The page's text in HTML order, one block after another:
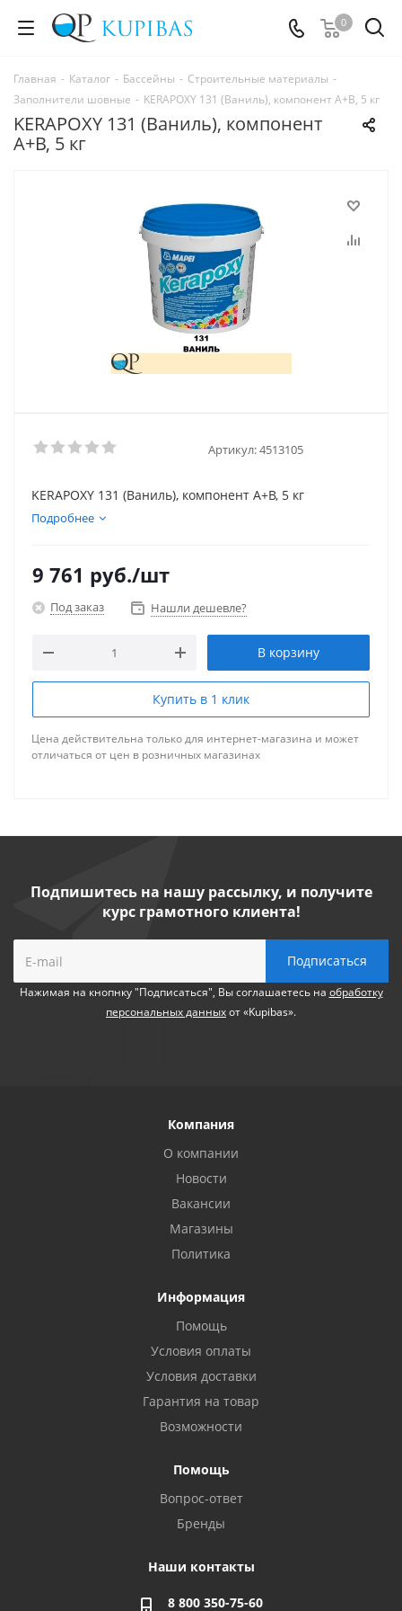
0
Главная - Каталог - Бассейны - Строительные материалы -
Заполнители шовные - KERAPOXY 131 (Ваниль), компонент А+В, 5 кг
KERAPOXY 131 (Ваниль), компонент
А+В, 5 кг
Артикул:4513105
KERAPOXY 131 (Ваниль), компонент А+В, 5 кг
Подробнее
9 761 руб./шт
Под заказ Нашли дешевле?
В корзину
Купить в 1 клик
Цена действительна только для интернет-магазина и может
отличаться от цен в розничных магазинах
Подпишитесь на нашу рассылку, и получите
курс грамотного клиента!
Нажимая на кнопнку "Подписаться", Вы соглашаетесь на обработку
персональных данныхот «Kupibas».
Компания
О компании
Новости
Вакансии
Магазины
Политика
Информация
Помощь
Условия оплаты
Условия доставки
Гарантия на товар
Возможности
Помощь
Вопрос-ответ
Бренды
Наши контакты
8 800 350-75-60